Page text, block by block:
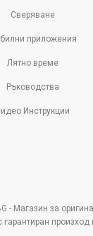
Сверяване
приложения
Лятно време
Ръководства
Инструкции
- Магазин за
произход